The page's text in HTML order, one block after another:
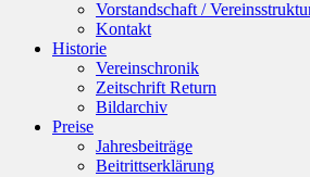
Vorstandschaft /
Kontakt
Historie
Vereinschronik
Zeitschrift Return
Bildarchiv
Preise
Jahresbeiträge
Beitrittserklärung